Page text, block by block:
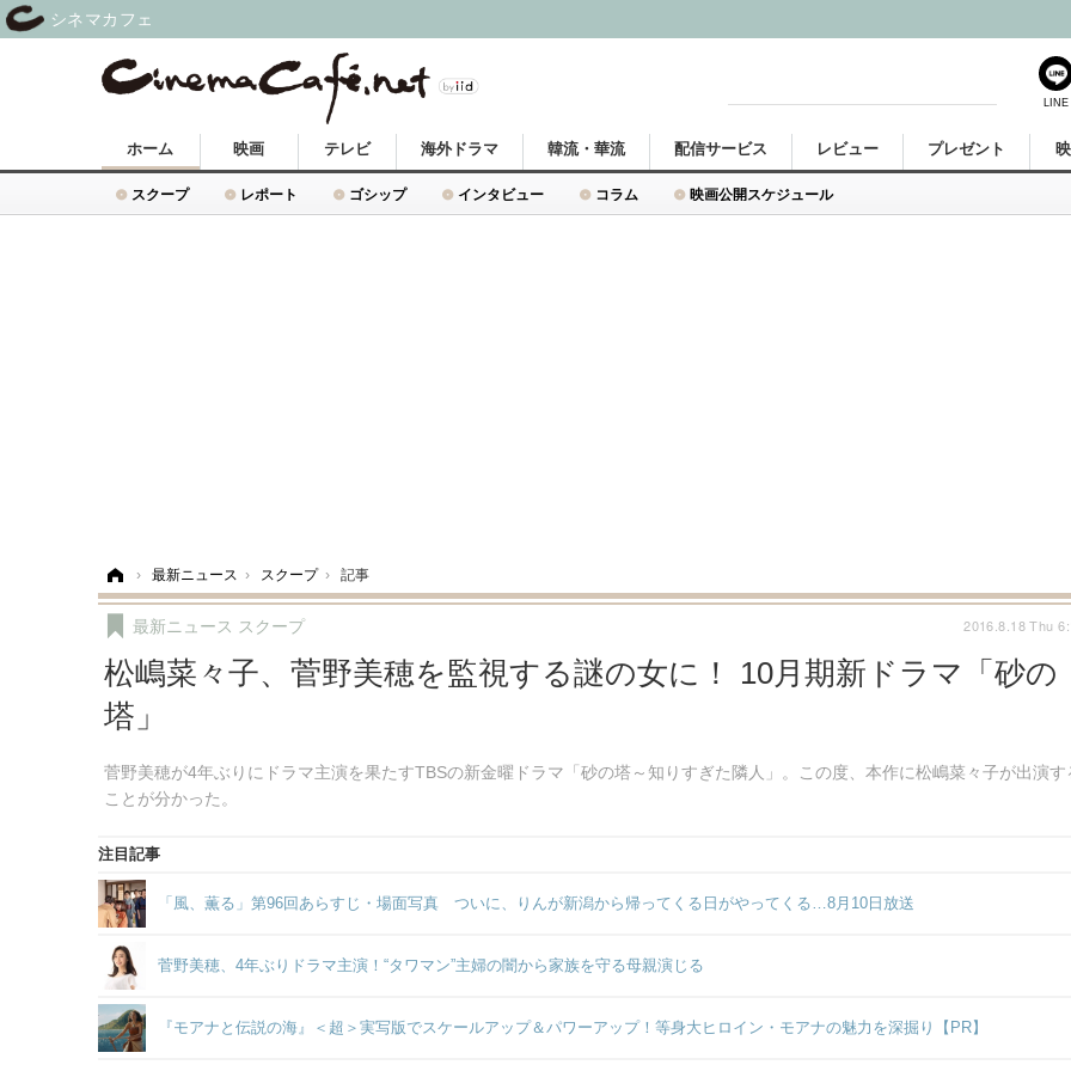
ホーム
スクープ レポート ゴシップ インタビュー コラム 映画公開スケジュール
映画 テレビ 海外ドラマ 韓流・華流 配信サービス レビュー プレゼント
› 最新ニュース › スクープ › 記事
松嶋菜々子、菅野美穂を監視する謎の女に！ 10月期新ドラマ「砂の
塔」
菅野美穂が4年ぶりにドラマ主演を果たすTBSの新金曜ドラマ「砂の塔～知りすぎた隣人」。この度、本作に松嶋菜々子が出演す
ことが分かった。
最新ニュース スクープ 2016.8.18 Thu
注目記事
「風、薫る」第96回あらすじ・場面写真 ついに、りんが新潟から帰ってくる日がやってくる…8月10日放送
菅野美穂、4年ぶりドラマ主演！“タワマン”主婦の闇から家族を守る母親演じる
『モアナと伝説の海』＜超＞実写版でスケールアップ＆パワーアップ！等身大ヒロイン・モアナの魅力を深掘り【PR】
LINE
シネマカフェ